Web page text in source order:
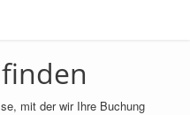
mit der wir Ihre Buchung